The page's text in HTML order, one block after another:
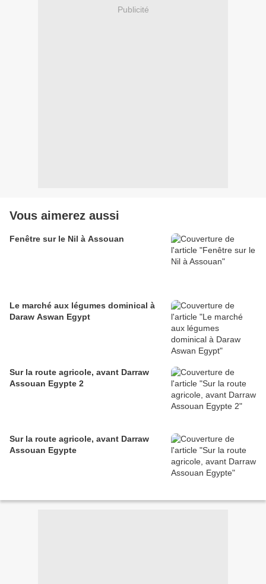
Publicité
Vous aimerez aussi
Fenêtre sur le Nil à Assouan
Le marché aux légumes dominical à
Daraw Aswan Egypt
Sur la route agricole, avant Darraw
Assouan Egypte 2
Sur la route agricole, avant Darraw
Assouan Egypte